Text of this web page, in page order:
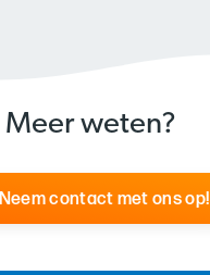
Meer weten?
Neem contact met ons op!